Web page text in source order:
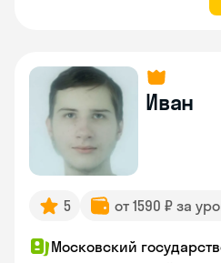
Иван
5 от 1590 ₽ за
Московский